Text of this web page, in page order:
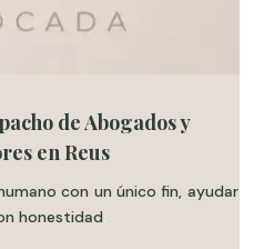
de Abogados y
en Reus
con un único fin, ayudar
honestidad